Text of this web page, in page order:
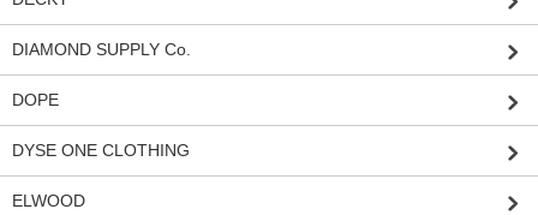
DIAMOND SUPPLY Co.
DOPE
DYSE ONE CLOTHING
ELWOOD